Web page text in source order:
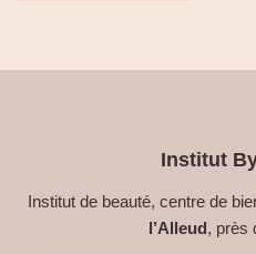
Institut
Institut de beauté, centre de
l’Alleud, près